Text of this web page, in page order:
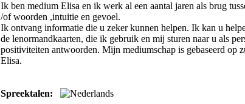
Ik ben medium Elisa en ik werk al een aantal jaren als brug
/of woorden ,intuitie en gevoel.
Ik ontvang informatie die u zeker kunnen helpen. Ik kan u
de lenormandkaarten, die ik gebruik en mij sturen naar u als
positiviteiten antwoorden. Mijn mediumschap is gebaseerd op
Elisa.
Spreektalen: